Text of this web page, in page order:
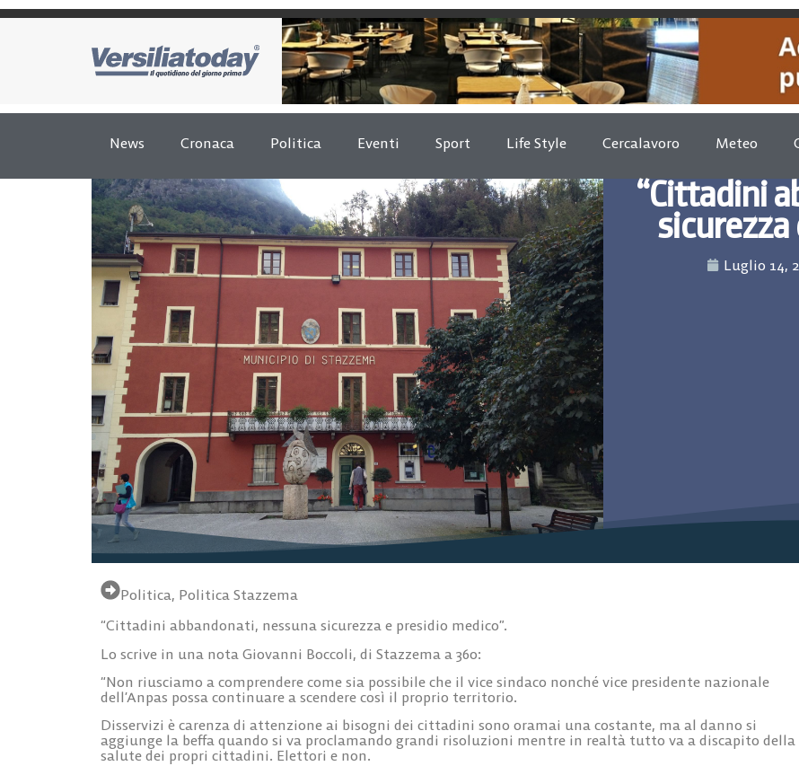
News Cronaca Politica Eventi Sport Life Style Cercalavoro Meteo
“Cittadini
Luglio 14,
Politica, Politica Stazzema
“Cittadini abbandonati, nessuna sicurezza e presidio medico”.
Lo scrive in una nota Giovanni Boccoli, di Stazzema a 360:
“Non riusciamo a comprendere come sia possibile che il vice sindaco nonché vice presidente nazionale
dell’Anpas possa continuare a scendere così il proprio territorio.
Disservizi è carenza di attenzione ai bisogni dei cittadini sono oramai una costante, ma al danno si
aggiunge la beffa quando si va proclamando grandi risoluzioni mentre in realtà tutto va a discapito della
salute dei propri cittadini. Elettori e non.